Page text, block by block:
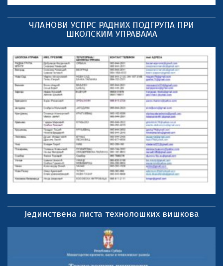
ЧЛАНОВИ УСПРС РАДНИХ ПОДГРУПА ПРИ
ШКОЛСКИМ УПРАВАМА
Јединствена листа технолошких вишкова